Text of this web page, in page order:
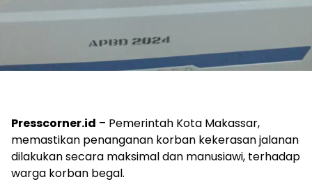
Presscorner.id – Pemerintah Kota Makassar,
memastikan penanganan korban kekerasan jalanan
dilakukan secara maksimal dan manusiawi, terhadap
warga korban begal.